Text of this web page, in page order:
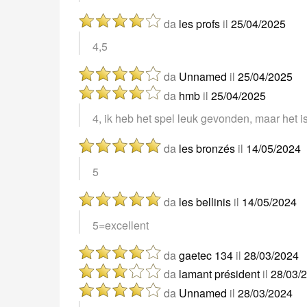
da les profs il 25/04/2025
4,5
da Unnamed il 25/04/2025
da hmb il 25/04/2025
4, ik heb het spel leuk gevonden, maar het
da les bronzés il 14/05/2024
5
da les bellinis il 14/05/2024
5=excellent
da gaetec 134 il 28/03/2024
da lamant président il 28/03/
da Unnamed il 28/03/2024